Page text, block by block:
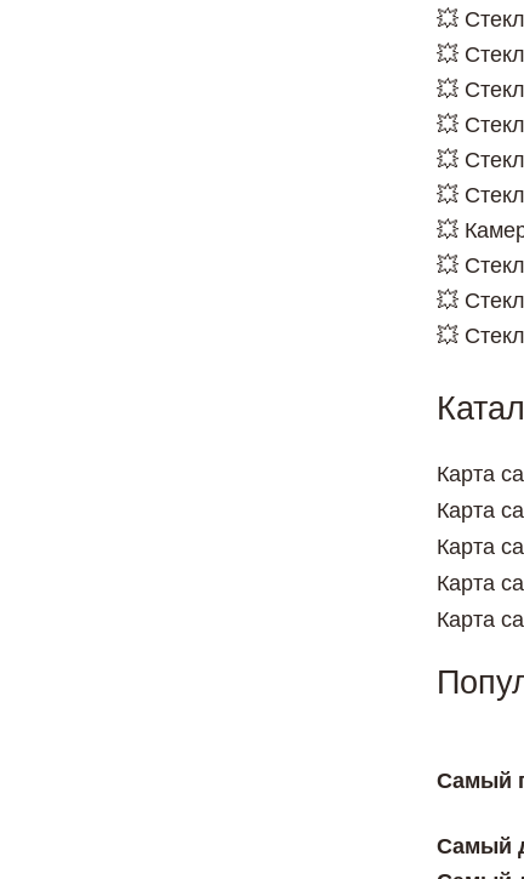
💥
💥
💥
💥
💥
💥
💥
💥
💥
💥
Карта
Карта
Карта
Карта
Карта
Самый
Самый